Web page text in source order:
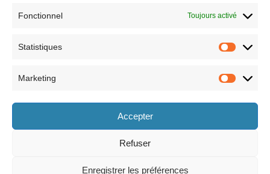
Fonctionnel Toujours activé
Statistiques
Marketing
Accepter
Refuser
Enregistrer les préférences
Horaires
le lundi 8h30-12h et 13h30-17h30,
le jeudi 8h30-12h et 13h30-17h30,
le vendredi 8h30-12h et 13h30-17h,